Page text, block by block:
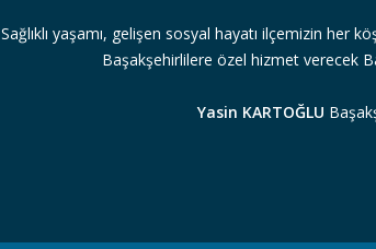
Sağlıklı yaşamı, gelişen sosyal hayatı ilçemizin her
Başakşehirlilere özel hizmet verecek
Yasin KARTOĞLU